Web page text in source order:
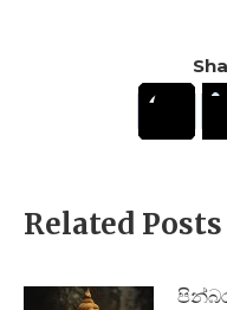
Related Posts